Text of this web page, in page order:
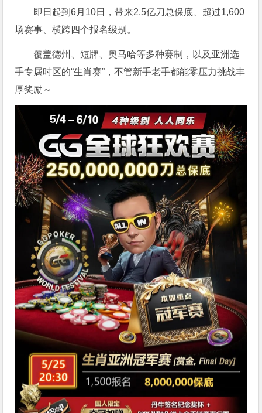
即日起到6月10日，带来2.5亿刀总保底、超过1,600
场赛事、横跨四个报名级别。
覆盖德州、短牌、奥马哈等多种赛制，以及亚洲选
手专属时区的“生肖赛”，不管新手老手都能零压力挑战丰
厚奖励～